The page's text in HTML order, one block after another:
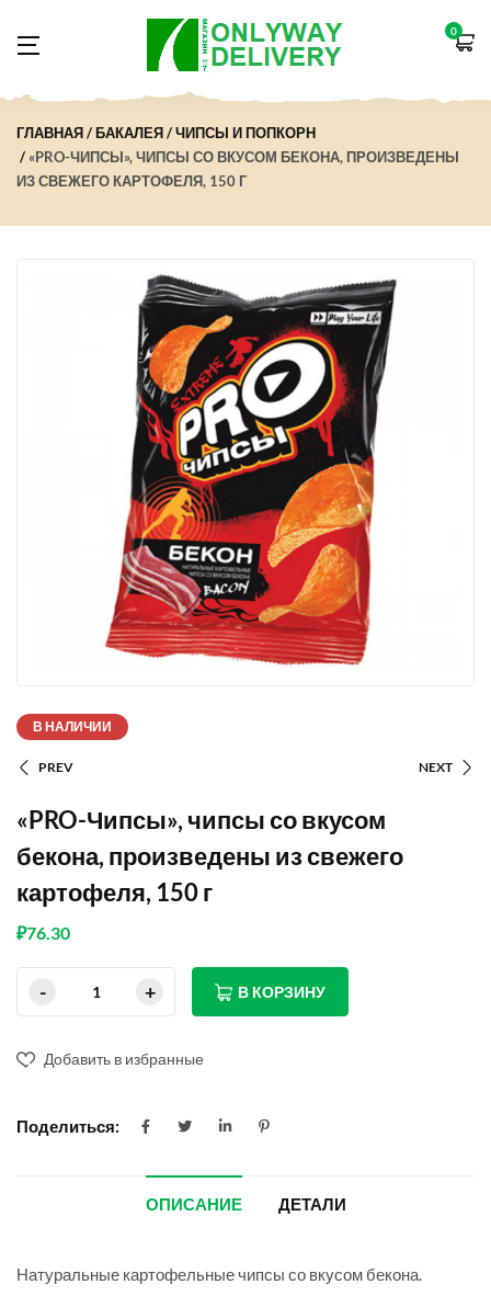
0
ГЛАВНАЯ БАКАЛЕЯ
ЧИПСЫ И ПОПКОРН
«PRO-ЧИПСЫ», ЧИПСЫ СО ВКУСОМ БЕКОНА, ПРОИЗВЕДЕНЫ
ИЗ СВЕЖЕГО КАРТОФЕЛЯ, 150 Г
В НАЛИЧИИ
PREV NEXT
«PRO-Чипсы», чипсы со вкусом
бекона, произведены из свежего
картофеля, 150 г
₽76.30
В КОРЗИНУ
Добавить в избранные
Поделиться:
ОПИСАНИЕ ДЕТАЛИ
Натуральные картофельные чипсы со вкусом бекона.